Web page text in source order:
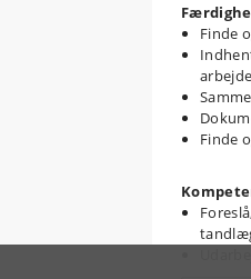
Finde
arbejde
Finde